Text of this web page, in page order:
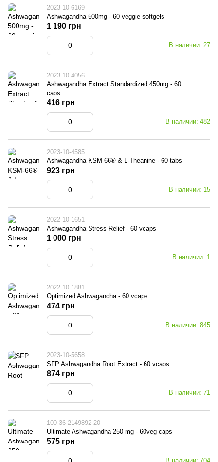
2023-10-6169
Ashwagandha 500mg - 60 veggie softgels
В наличии: 27
1 190 грн
2023-10-4056
Ashwagandha Extract Standardized 450mg - 60
caps
В наличии: 482
416 грн
2023-10-4585
Ashwagandha KSM-66® & L-Theanine - 60 tabs
В наличии: 15
923 грн
2022-10-1651
Ashwagandha Stress Relief - 60 vcaps
В наличии: 1
1 000 грн
2022-10-1881
Optimized Ashwagandha - 60 vcaps
В наличии: 845
474 грн
2023-10-5658
SFP Ashwagandha Root Extract - 60 vcaps
В наличии: 71
874 грн
100-36-2149892-20
Ultimate Ashwagandha 250 mg - 60veg caps
В наличии: 704
575 грн